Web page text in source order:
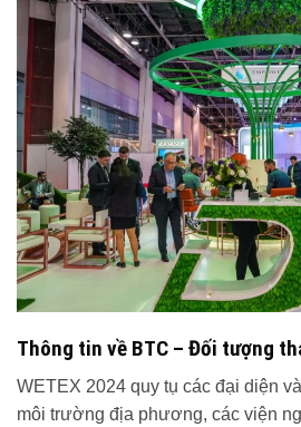
Thông tin về BTC – Đối tượng
WETEX 2024 quy tụ các đại diện
môi trường địa phương, các viện